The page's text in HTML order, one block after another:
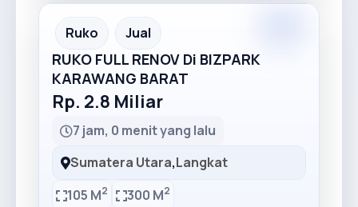
Recommended
Ruko Jual
RUKO FULL RENOV Di BIZPARK
KARAWANG BARAT
Rp. 2.8 Miliar
7 jam, 0 menit yang lalu
Sumatera Utara,Langkat
105 M2 300 M2